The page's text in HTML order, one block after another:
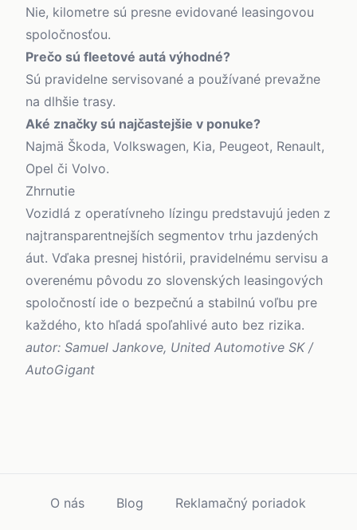
Nie, kilometre sú presne evidované leasingovou
spoločnosťou.
Prečo sú fleetové autá výhodné?
Sú pravidelne servisované a používané prevažne
na dlhšie trasy.
Aké značky sú najčastejšie v ponuke?
Najmä Škoda, Volkswagen, Kia, Peugeot, Renault,
Opel či Volvo.
Zhrnutie
Vozidlá z operatívneho lízingu predstavujú jeden z
najtransparentnejších segmentov trhu jazdených
áut. Vďaka presnej histórii, pravidelnému servisu a
overenému pôvodu zo slovenských leasingových
spoločností ide o bezpečnú a stabilnú voľbu pre
každého, kto hľadá spoľahlivé auto bez rizika.
autor: Samuel Jankove, United Automotive SK /
AutoGigant
O nás Blog
Reklamačný poriadok